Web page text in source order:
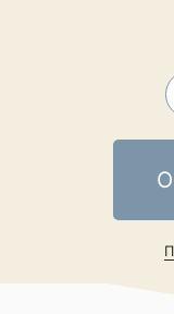
Android
6.24"